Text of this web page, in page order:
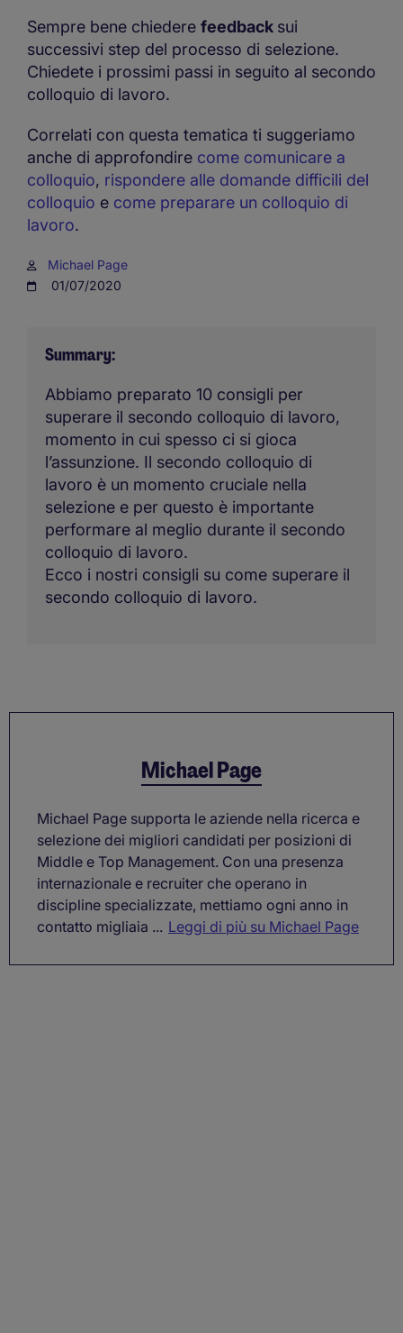
Sempre bene chiedere feedback sui
successivi step del processo di selezione.
Chiedete i prossimi passi in seguito al secondo
colloquio di lavoro.
Correlati con questa tematica ti suggeriamo
anche di approfondire come comunicare a
colloquio, rispondere alle domande difficili del
colloquio e come preparare un colloquio di
lavoro.
Michael Page
01/07/2020
Summary
Abbiamo preparato 10 consigli per
superare il secondo colloquio di lavoro,
momento in cui spesso ci si gioca
l’assunzione. Il secondo colloquio di
lavoro è un momento cruciale nella
selezione e per questo è importante
performare al meglio durante il secondo
colloquio di lavoro.
Ecco i nostri consigli su come superare il
secondo colloquio di lavoro.
Michael Page
Michael Page supporta le aziende nella ricerca e
selezione dei migliori candidati per posizioni di
Middle e Top Management. Con una presenza
internazionale e recruiter che operano in
discipline specializzate, mettiamo ogni anno in
contatto migliaia ... Leggi di più su Michael Page